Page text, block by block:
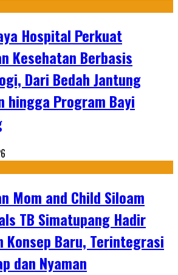
Hospital Perkuat
Kesehatan Berbasis
Dari Bedah Jantung
hingga Program Bayi
Mom and Child Siloam
TB Simatupang Hadir
Konsep Baru, Terintegrasi
dan Nyaman